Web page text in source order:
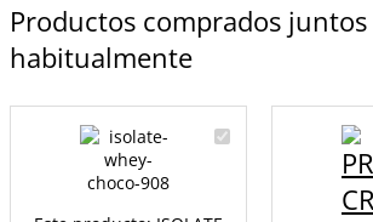
Productos comprados juntos
habitualmente
ISOLATE